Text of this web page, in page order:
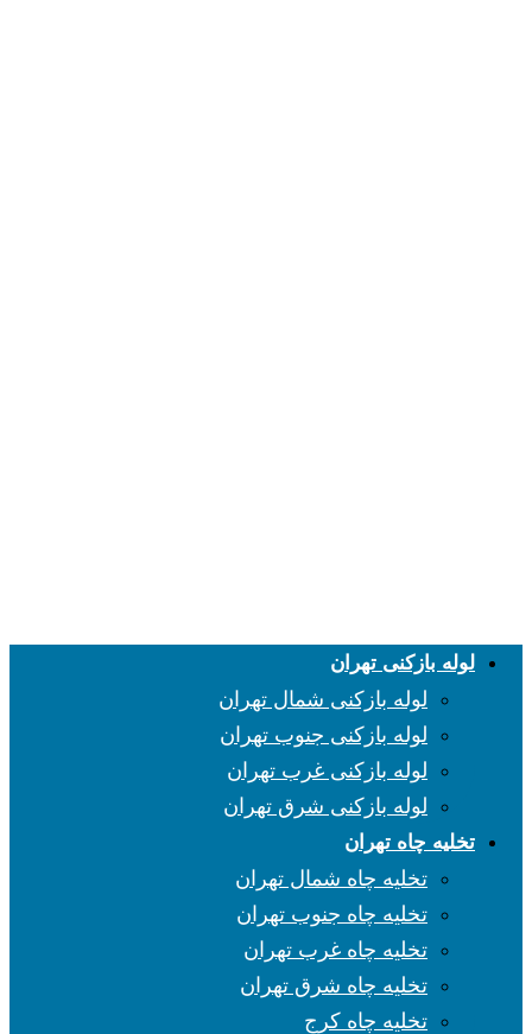
لوله بازکنی تهران
لوله بازکنی شمال تهران
لوله بازکنی جنوب تهران
لوله بازکنی غرب تهران
لوله بازکنی شرق تهران
تخلیه چاه تهران
تخلیه چاه شمال تهران
تخلیه چاه جنوب تهران
تخلیه چاه غرب تهران
تخلیه چاه شرق تهران
تخلیه چاه کرج